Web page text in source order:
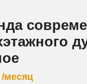
/месяц